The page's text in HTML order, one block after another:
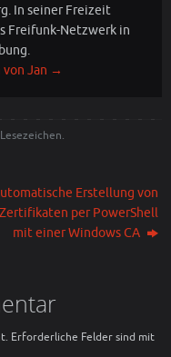
In seiner Freizeit
Freifunk-Netzwerk in
Jan →
Lesezeichen.
Erstellung von
Zertifikaten per PowerShell
mit einer Windows CA
Erforderliche Felder sind mit